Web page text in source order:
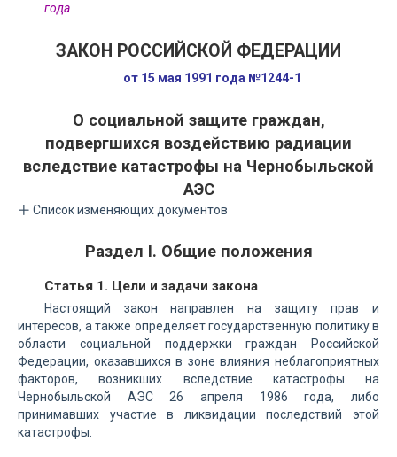
года
ЗАКОН РОССИЙСКОЙ ФЕДЕРАЦИИ
от 15 мая 1991 года №1244-1
О социальной защите граждан,
подвергшихся воздействию радиации
вследствие катастрофы на Чернобыльской
АЭС
Список изменяющих документов
Раздел I. Общие положения
Статья 1. Цели и задачи закона
Настоящий закон направлен на защиту прав и
интересов, а также определяет государственную политику в
области социальной поддержки граждан Российской
Федерации, оказавшихся в зоне влияния неблагоприятных
факторов, возникших вследствие катастрофы на
Чернобыльской АЭС 26 апреля 1986 года, либо
принимавших участие в ликвидации последствий этой
катастрофы.